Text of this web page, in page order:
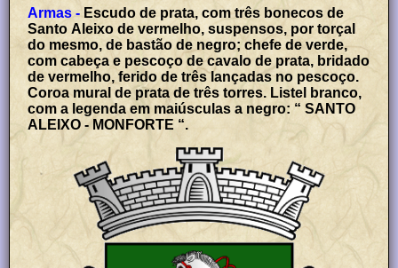
Armas - Escudo de prata, com três bonecos de
Santo Aleixo de vermelho, suspensos, por torçal
do mesmo, de bastão de negro; chefe de verde,
com cabeça e pescoço de cavalo de prata, bridado
de vermelho, ferido de três lançadas no pescoço.
Coroa mural de prata de três torres. Listel branco,
com a legenda em maiúsculas a negro: “ SANTO
ALEIXO - MONFORTE “.